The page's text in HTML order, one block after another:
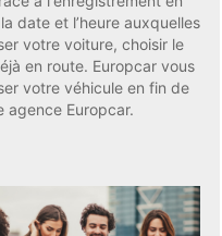
date et l’heure auxquelles
votre voiture, choisir le
en route. Europcar vous
votre véhicule en fin de
agence Europcar.